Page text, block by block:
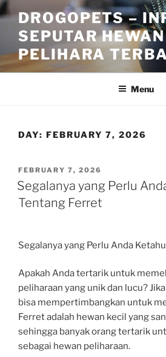
Skip
to
content
DROGOPETS –
SEPUTAR HEWAN
PELIHARA
Menu
DAY: FEBRUARY 7, 2026
POSTED
ON
FEBRUARY 7, 2026
Segalanya yang Perlu
Tentang Ferret
Segalanya yang Perlu Anda
Apakah Anda tertarik untuk
peliharaan yang unik dan lucu?
bisa mempertimbangkan untuk
Ferret adalah hewan kecil yang
sehingga banyak orang tertarik
sebagai hewan peliharaan.